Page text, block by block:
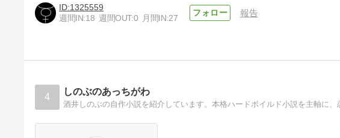
1325559
週間IN:18 週間OUT:0 月間IN:27
報告
4 しのぶのあっちがわ
酒井しのぶの自作小説を紹介しています。本格ハードボイルド小説を主軸に、